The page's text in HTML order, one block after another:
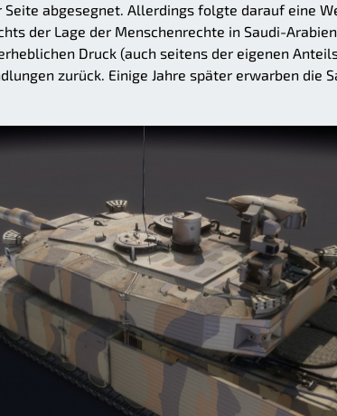
Seite abgesegnet. Allerdings folgte darauf eine
der Lage der Menschenrechte in Saudi-
Druck (auch seitens der eigenen
zurück. Einige Jahre später erwarben die